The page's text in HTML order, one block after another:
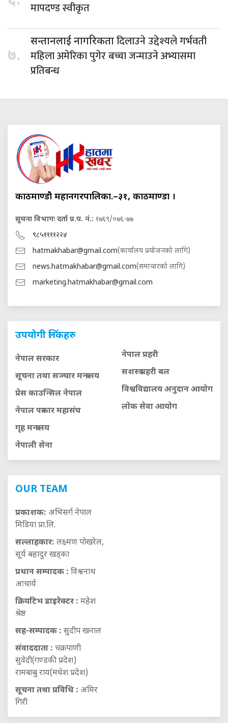
मापदण्ड स्वीकृत
७.
सन्तानलाई नागरिकतादिलाउने उद्देश्यले गर्भवती
महिला अमेरिका पुगेर बच्चा जन्माउने अभ्यासमा
प्रतिबन्ध
काठमाण्डौ महानगरपालिका.–३१, काठमाण्डौं ।
सूचना विभागः दर्ता प्र.प. नं.: १७६९/०७६-७७
९८५११११२२४
hatmakhabar@gmail.com(कार्यालय प्रयोजनको लागि)
news.hatmakhabar@gmail.com(समाचारको लागि)
marketing.hatmakhabar@gmail.com
उपयोगी लिंकहरु
नेपाल सरकार
सूचना तथा सञ्चार मन्त्रालय
प्रेस काउन्सिल नेपाल
नेपाल पत्रकार महासंघ
गृह मन्त्रालय
नेपाली सेना
नेपाल प्रहरी
सशस्त्र प्रहरी बल
विश्वविद्यालय अनुदान आयाेग
लाेक सेवा आयाेग
OUR TEAM
प्रकाशक: अभिसर्ग नेपाल
मिडिया प्रा.लि.
सल्लाहकार: लक्ष्मण पोखरेल,
सूर्य बहादुर खड्का
प्रधान सम्पादक : विश्वनाथ
आचार्य
क्रियटिभ डाइरेक्टर : महेश
श्रेष्ठ
सह-सम्पादक : सुदीप खनाल
संवाददाता : चक्रपाणी
सुवेदी(गण्डकी प्रदेश)
रामबाबु राय(मधेश प्रदेश)
सूचना तथा प्रविधि : अमिर
गिरी